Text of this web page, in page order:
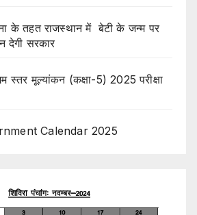
के तहत राजस्थान में बेटी के जन्म पर
देगी सरकार
स्तर मूल्यांकन (कक्षा-5) 2025 परीक्षा
Calendar 2025